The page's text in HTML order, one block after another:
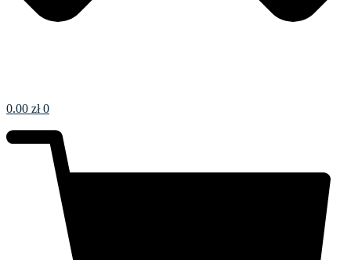
0.00 zł 0